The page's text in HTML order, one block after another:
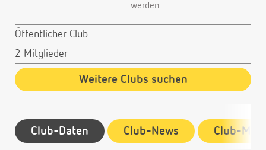
werden
Öffentlicher Club
2 Mitglieder
Weitere Clubs suchen
Club-Daten Club-News Club-